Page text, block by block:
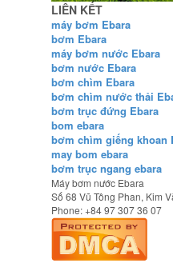
LIÊN KẾT
máy bơm Ebara
bơm Ebara
máy bơm nước Ebara
bơm nước Ebara
bơm chìm Ebara
bơm chìm nước thải
bơm trục đứng Ebara
bom ebara
bơm chìm giếng khoan
may bom ebara
bơm trục ngang ebara
Máy bơm nước Ebara
Số 68 Vũ Tông Phan, Kim
Phone:+84 97 307 36 07